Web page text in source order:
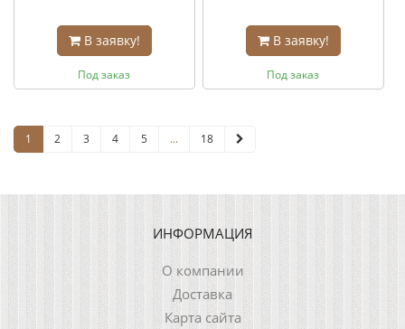
В заявку!
Под заказ
В заявку!
Под заказ
1 2 3 4 5 ... 18
ИНФОРМАЦИЯ
О компании
Доставка
Карта сайта